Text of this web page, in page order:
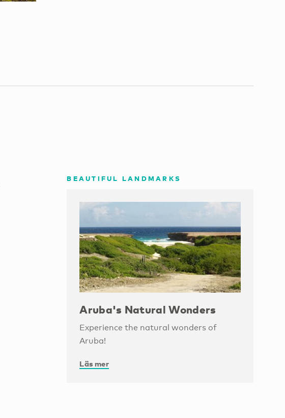
BEAUTIFUL LANDMARKS
Aruba's Natural Wonders
Experience the natural wonders of
Aruba!
Läs mer